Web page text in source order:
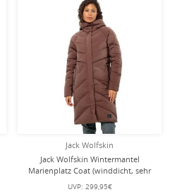
Jack Wolfskin
Jack Wolfskin Wintermantel
Marienplatz Coat (winddicht, sehr
wasserabweisend) rotbraun Damen
UVP: 299,95€